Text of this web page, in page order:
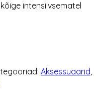
intensiivsematel
Aksessuaarid,